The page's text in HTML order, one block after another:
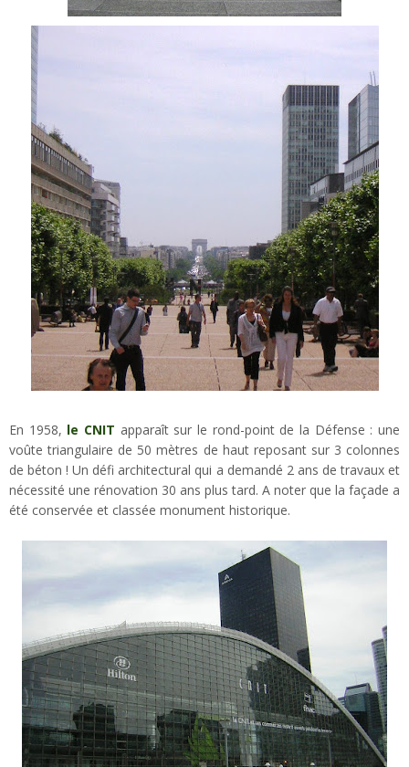
En 1958, le CNIT apparaît sur le rond-point de la Défense : une
voûte triangulaire de 50 mètres de haut reposant sur 3 colonnes
de béton ! Un défi architectural qui a demandé 2 ans de travaux et
nécessité une rénovation 30 ans plus tard. A noter que la façade a
été conservée et classée monument historique.